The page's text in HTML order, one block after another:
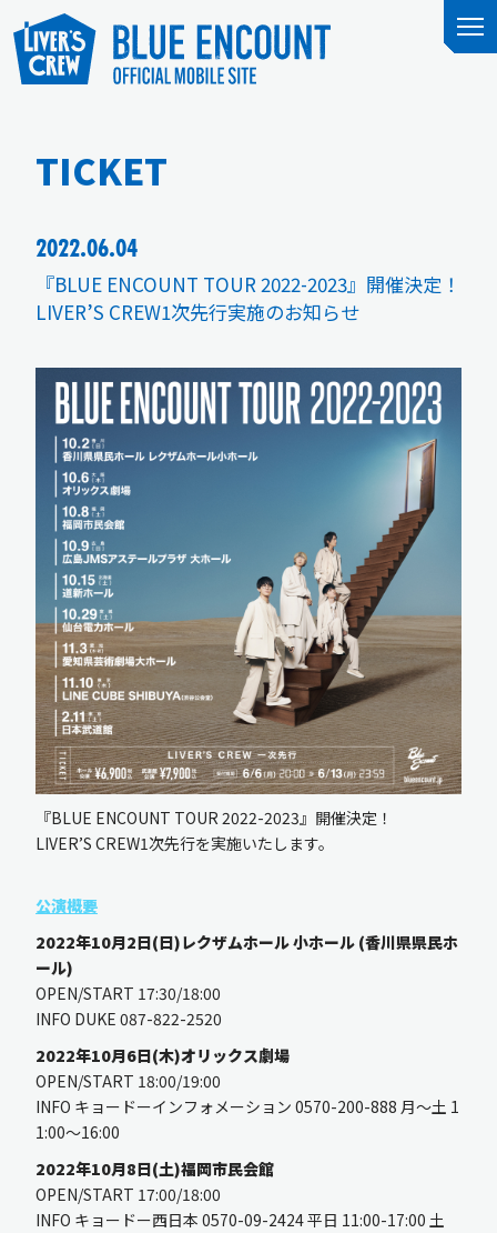
新規入会 ログイン
OFFICIAL GOODS OFFICIAL SITE
TICKET
2022.06.04
『BLUE ENCOUNT TOUR 2022-2023』開催決定！
LIVER’S CREW1次先行実施のお知らせ
『BLUE ENCOUNT TOUR 2022-2023』開催決定！
LIVER’S CREW1次先行を実施いたします。
公演概要
2022年10月2日(日)レクザムホール 小ホール (香川県県民ホ
ール)
OPEN/START 17:30/18:00
INFO DUKE 087-822-2520
2022年10月6日(木)オリックス劇場
OPEN/START 18:00/19:00
INFO キョードーインフォメーション 0570-200-888 月〜土 1
1:00〜16:00
2022年10月8日(土)福岡市民会館
OPEN/START 17:00/18:00
INFO キョードー西日本 0570-09-2424 平日 11:00-17:00 土